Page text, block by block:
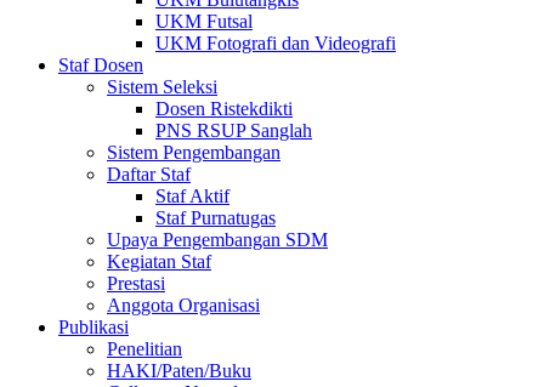
UKM Futsal
UKM Fotografi dan Videografi
Staf Dosen
Sistem Seleksi
Dosen Ristekdikti
PNS RSUP Sanglah
Sistem Pengembangan
Daftar Staf
Staf Aktif
Staf Purnatugas
Upaya Pengembangan SDM
Kegiatan Staf
Prestasi
Anggota Organisasi
Publikasi
Penelitian
HAKI/Paten/Buku